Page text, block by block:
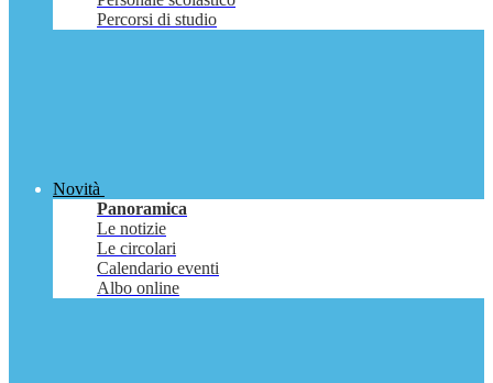
Percorsi di studio
Novità
Panoramica
Le notizie
Le circolari
Calendario eventi
Albo online